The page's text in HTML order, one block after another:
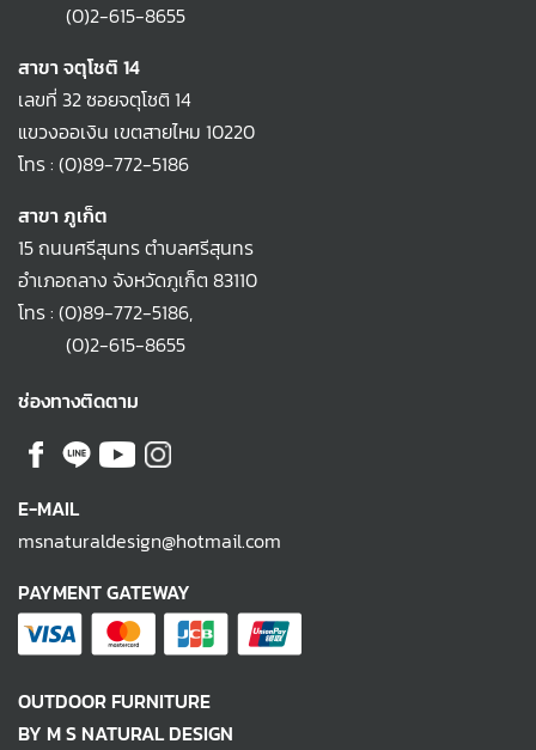
(0)2-615-8655
สาขา จตุโชติ 14
เลขที่ 32 ซอยจตุโชติ 14
แขวงออเงิน เขตสายไหม 10220
โทร : (0)89-772-5186
สาขา ภูเก็ต
15 ถนนศรีสุนทร ตำบลศรีสุนทร
อำเภอถลาง จังหวัดภูเก็ต 83110
โทร : (0)89-772-5186,
(0)2-615-8655
ช่องทางติดตาม
E-MAIL
msnaturaldesign@hotmail.com
PAYMENT GATEWAY
OUTDOOR FURNITURE
BY M S NATURAL DESIGN